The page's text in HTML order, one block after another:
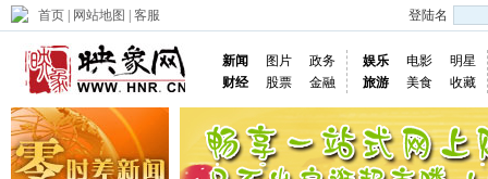
首页 网站地图 客服 登陆名
新闻 图片
政务
财经
股票 金融
娱乐 电影
明星
旅游
美食 收藏